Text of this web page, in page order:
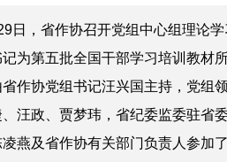
日，省作协召开党组中心组理论学
为第五批全国干部学习培训教材
省作协党组书记汪兴国主持，党组
汪政、贾梦玮，省纪委监委驻省
燕及省作协有关部门负责人参加